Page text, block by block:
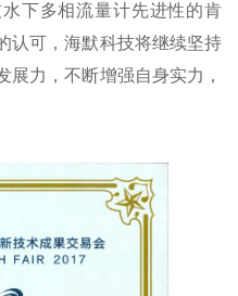
下多相流量计先进性的肯
认可，海默科技将继续坚持
展力，不断增强自身实力，